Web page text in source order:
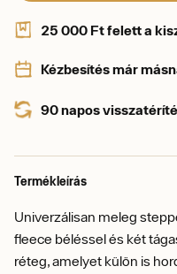
25 000 Ft felett a
Kézbesítés már
90 napos
Termékleírás
Univerzálisan meleg
fleece béléssel és két
réteg, amelyet külön is